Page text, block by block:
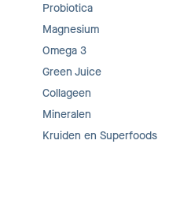
Probiotica
Magnesium
Omega 3
Green Juice
Collageen
Mineralen
Kruiden en Superfoods